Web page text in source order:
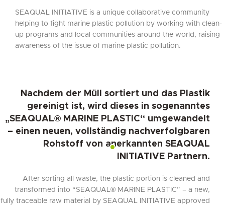
SEAQUAL INITIATIVE is a unique collaborative community
helping to fight marine plastic pollution by working with clean-
up programs and local communities around the world, raising
awareness of the issue of marine plastic pollution.
Nachdem der Müll sortiert und das Plastik
gereinigt ist, wird dieses in sogenanntes
„SEAQUAL® MARINE PLASTIC“ umgewandelt
– einen neuen, vollständig nachverfolgbaren
Rohstoff von anerkannten SEAQUAL
INITIATIVE Partnern.
After sorting all waste, the plastic portion is cleaned and
transformed into “SEAQUAL® MARINE PLASTIC” – a new,
fully traceable raw material by SEAQUAL INITIATIVE approved